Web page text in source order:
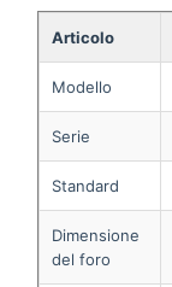
Articolo
Modello
Serie
Standard
Dimensione
del foro